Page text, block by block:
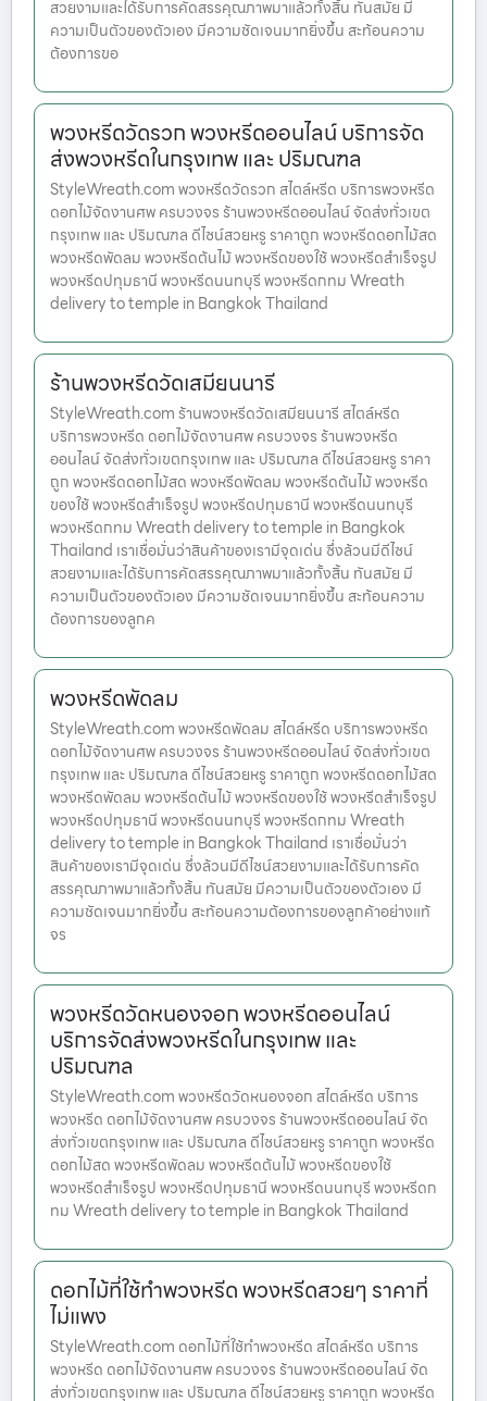
สวยงามและได้รับการคัดสรรคุณภาพมาแล้วทั้งสิ้น ทันสมัย มี
ความเป็นตัวของตัวเอง มีความชัดเจนมากยิ่งขึ้น สะท้อนความ
ต้องการขอ
พวงหรีดวัดรวก พวงหรีดออนไลน์ บริการจัด
ส่งพวงหรีดในกรุงเทพ และ ปริมณฑล
StyleWreath.com พวงหรีดวัดรวก สไตล์หรีด บริการพวงหรีด
ดอกไม้จัดงานศพ ครบวงจร ร้านพวงหรีดออนไลน์ จัดส่งทั่วเขต
กรุงเทพ และ ปริมณฑล ดีไซน์สวยหรู ราคาถูก พวงหรีดดอกไม้สด
พวงหรีดพัดลม พวงหรีดต้นไม้ พวงหรีดของใช้ พวงหรีดสำเร็จรูป
พวงหรีดปทุมธานี พวงหรีดนนทบุรี พวงหรีดกทม Wreath
delivery to temple in Bangkok Thailand
ร้านพวงหรีดวัดเสมียนนารี
StyleWreath.com ร้านพวงหรีดวัดเสมียนนารี สไตล์หรีด
บริการพวงหรีด ดอกไม้จัดงานศพ ครบวงจร ร้านพวงหรีด
ออนไลน์ จัดส่งทั่วเขตกรุงเทพ และ ปริมณฑล ดีไซน์สวยหรู ราคา
ถูก พวงหรีดดอกไม้สด พวงหรีดพัดลม พวงหรีดต้นไม้ พวงหรีด
ของใช้ พวงหรีดสำเร็จรูป พวงหรีดปทุมธานี พวงหรีดนนทบุรี
พวงหรีดกทม Wreath delivery to temple in Bangkok
Thailand เราเชื่อมั่นว่าสินค้าของเรามีจุดเด่น ซึ่งล้วนมีดีไซน์
สวยงามและได้รับการคัดสรรคุณภาพมาแล้วทั้งสิ้น ทันสมัย มี
ความเป็นตัวของตัวเอง มีความชัดเจนมากยิ่งขึ้น สะท้อนความ
ต้องการของลูกค
พวงหรีดพัดลม
StyleWreath.com พวงหรีดพัดลม สไตล์หรีด บริการพวงหรีด
ดอกไม้จัดงานศพ ครบวงจร ร้านพวงหรีดออนไลน์ จัดส่งทั่วเขต
กรุงเทพ และ ปริมณฑล ดีไซน์สวยหรู ราคาถูก พวงหรีดดอกไม้สด
พวงหรีดพัดลม พวงหรีดต้นไม้ พวงหรีดของใช้ พวงหรีดสำเร็จรูป
พวงหรีดปทุมธานี พวงหรีดนนทบุรี พวงหรีดกทม Wreath
delivery to temple in Bangkok Thailand เราเชื่อมั่นว่า
สินค้าของเรามีจุดเด่น ซึ่งล้วนมีดีไซน์สวยงามและได้รับการคัด
สรรคุณภาพมาแล้วทั้งสิ้น ทันสมัย มีความเป็นตัวของตัวเอง มี
ความชัดเจนมากยิ่งขึ้น สะท้อนความต้องการของลูกค้าอย่างแท้
จร
พวงหรีดวัดหนองจอก พวงหรีดออนไลน์
บริการจัดส่งพวงหรีดในกรุงเทพ และ
ปริมณฑล
StyleWreath.com พวงหรีดวัดหนองจอก สไตล์หรีด บริการ
พวงหรีด ดอกไม้จัดงานศพ ครบวงจร ร้านพวงหรีดออนไลน์ จัด
ส่งทั่วเขตกรุงเทพ และ ปริมณฑล ดีไซน์สวยหรู ราคาถูก พวงหรีด
ดอกไม้สด พวงหรีดพัดลม พวงหรีดต้นไม้ พวงหรีดของใช้
พวงหรีดสำเร็จรูป พวงหรีดปทุมธานี พวงหรีดนนทบุรี พวงหรีดก
ทม Wreath delivery to temple in Bangkok Thailand
ดอกไม้ที่ใช้ทำพวงหรีด พวงหรีดสวยๆ ราคาที่
ไม่แพง
StyleWreath.com ดอกไม้ที่ใช้ทำพวงหรีด สไตล์หรีด บริการ
พวงหรีด ดอกไม้จัดงานศพ ครบวงจร ร้านพวงหรีดออนไลน์ จัด
ส่งทั่วเขตกรุงเทพ และ ปริมณฑล ดีไซน์สวยหรู ราคาถูก พวงหรีด